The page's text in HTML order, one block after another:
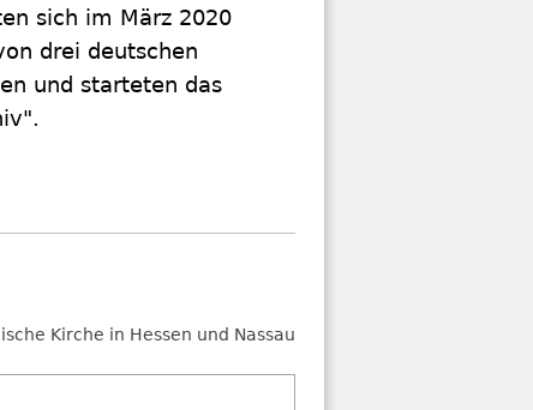
sich im März 2020
drei deutschen
und starteten das
Kirche in Hessen und Nassau